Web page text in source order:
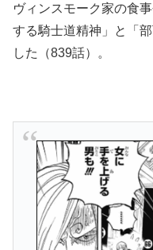
ヴィンスモーク家の食
する騎士道精神」と「
した（839話）。